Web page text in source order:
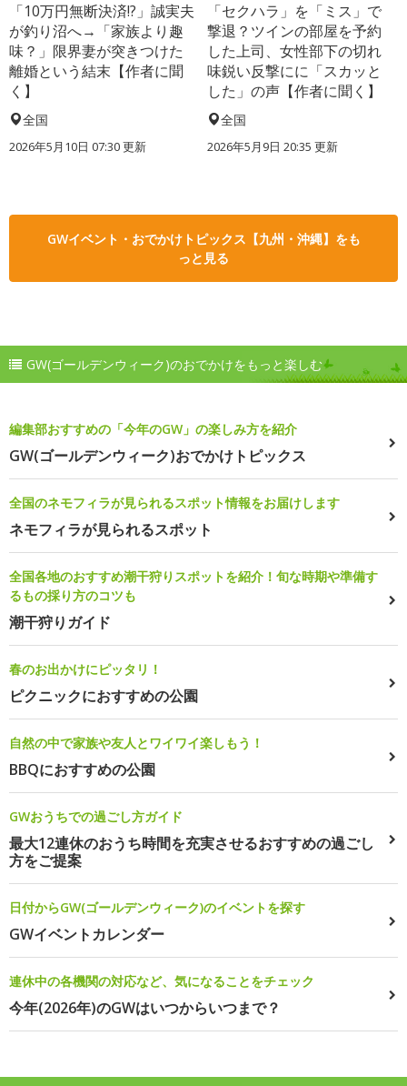
「10万円無断決済!?」誠実夫
が釣り沼へ→「家族より趣
味？」限界妻が突きつけた
離婚という結末【作者に聞
く】
全国
2026年5月10日 07:30 更新
「セクハラ」を「ミス」で
撃退？ツインの部屋を予約
した上司、女性部下の切れ
味鋭い反撃にに「スカッと
した」の声【作者に聞く】
全国
2026年5月9日 20:35 更新
GWイベント・おでかけトピックス【九州・沖縄】をも
っと見る
GW(ゴールデンウィーク)のおでかけをもっと楽しむ
編集部おすすめの「今年のGW」の楽しみ方を紹介
GW(ゴールデンウィーク)おでかけトピックス
全国のネモフィラが見られるスポット情報をお届けします
ネモフィラが見られるスポット
全国各地のおすすめ潮干狩りスポットを紹介！旬な時期や準備す
るもの採り方のコツも
潮干狩りガイド
春のお出かけにピッタリ！
ピクニックにおすすめの公園
自然の中で家族や友人とワイワイ楽しもう！
BBQにおすすめの公園
GWおうちでの過ごし方ガイド
最大12連休のおうち時間を充実させるおすすめの過ごし
方をご提案
日付からGW(ゴールデンウィーク)のイベントを探す
GWイベントカレンダー
連休中の各機関の対応など、気になることをチェック
今年(2026年)のGWはいつからいつまで？